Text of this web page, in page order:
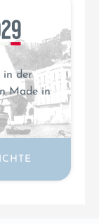
in der
Made in